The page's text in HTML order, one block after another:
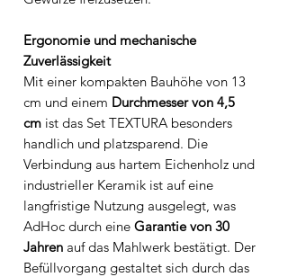
Ergonomie und mechanische
Zuverlässigkeit
Mit einer kompakten Bauhöhe von 13
cm und einem Durchmesser von 4,5
cm ist das Set TEXTURA besonders
handlich und platzsparend. Die
Verbindung aus hartem Eichenholz und
industrieller Keramik ist auf eine
langfristige Nutzung ausgelegt, was
AdHoc durch eine Garantie von 30
Jahren auf das Mahlwerk bestätigt. Der
Befüllvorgang gestaltet sich durch das